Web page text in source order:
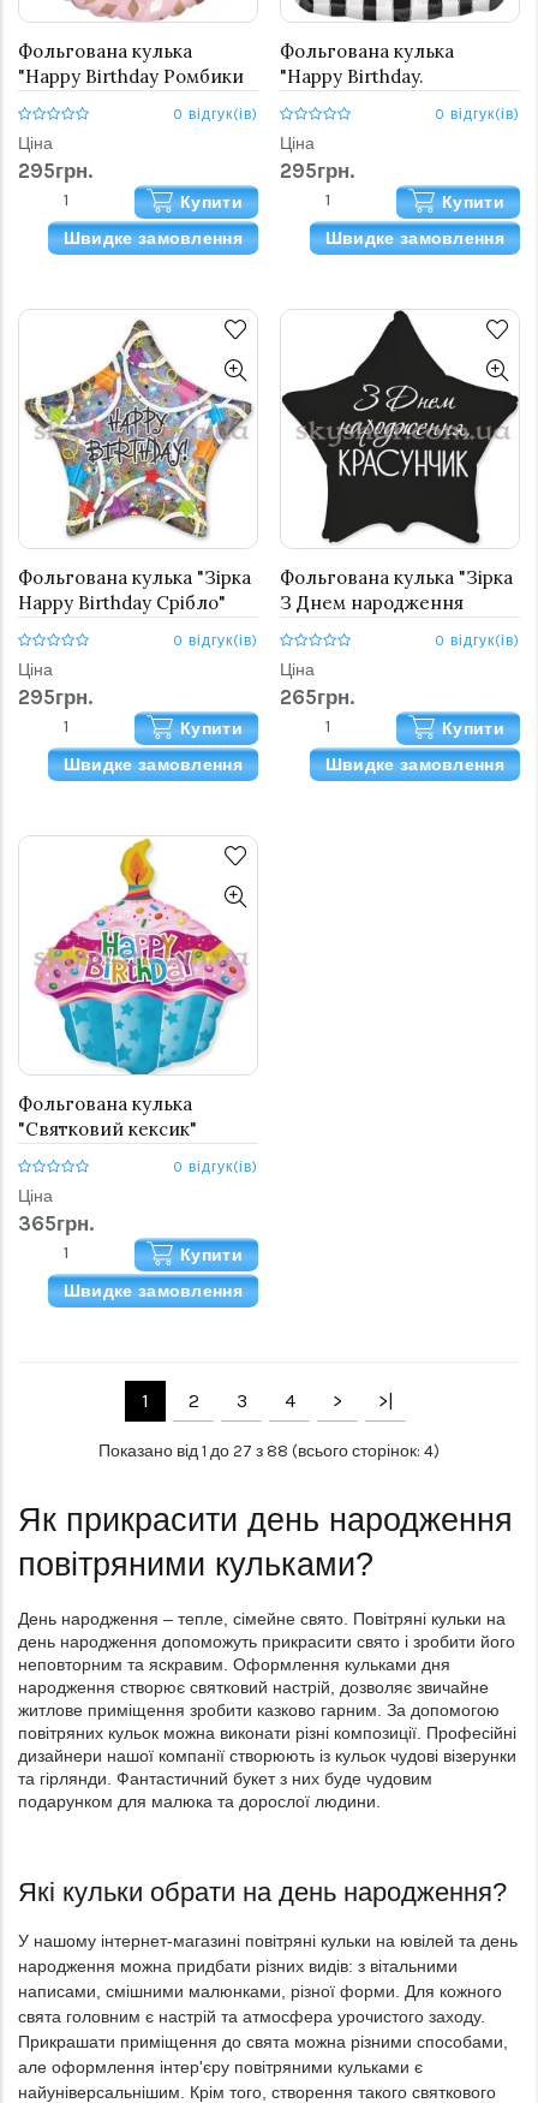
Фольгована кулька
"Happy Birthday Ромбики
на рожевому"
0 відгук(ів)
Ціна
295грн.
Купити
Швидке замовлення
Фольгована кулька
"Happy Birthday.
Орнамент"
0 відгук(ів)
Ціна
295грн.
Купити
Швидке замовлення
Фольгована кулька "Зірка
Happy Birthday Срібло"
0 відгук(ів)
Ціна
295грн.
Купити
Швидке замовлення
Фольгована кулька "Зірка
З Днем народження
красунчик"
0 відгук(ів)
Ціна
265грн.
Купити
Швидке замовлення
Фольгована кулька
"Святковий кексик"
0 відгук(ів)
Ціна
365грн.
Купити
Швидке замовлення
1 2 3 4 > >|
Показано від 1 до 27 з 88 (всього сторінок: 4)
Як прикрасити день народження
повітряними кульками?
День народження – тепле, сімейне свято. Повітряні кульки на
день народження допоможуть прикрасити свято і зробити його
неповторним та яскравим. Оформлення кульками дня
народження створює святковий настрій, дозволяє звичайне
житлове приміщення зробити казково гарним. За допомогою
повітряних кульок можна виконати різні композиції. Професійні
дизайнери нашої компанії створюють із кульок чудові візерунки
та гірлянди. Фантастичний букет з них буде чудовим
подарунком для малюка та дорослої людини.
Які кульки обрати на день народження?
У нашому інтернет-магазині повітряні кульки на ювілей та день
народження можна придбати різних видів: з вітальними
написами, смішними малюнками, різної форми. Для кожного
свята головним є настрій та атмосфера урочистого заходу.
Прикрашати приміщення до свята можна різними способами,
але оформлення інтер'єру повітряними кульками є
найуніверсальнішим. Крім того, створення такого святкового